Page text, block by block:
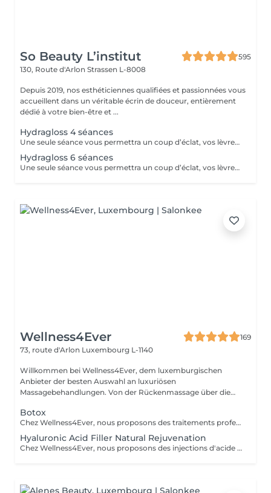
So Beauty L’institut
595
130, Route d'Arlon Strassen L-8008
Depuis 2019, nos esthéticiennes qualifiées et passionnées vous
accueillent dans un véritable écrin de douceur, entièrement
dédié à votre bien-être et ...
Hydragloss 4 séances
Une seule séance vous permettra un coup d’éclat, vos lèvres seront plus confortables, plus lisses, repulpées avec un peu plus de volume. Pour un résultat durable, l’idéal est de faire ce soin sous forme de cure de 4 à 10 séances. Vos lèvres seront hydratées, libérées de l’inconfort de la sécheresse.
Hydragloss 6 séances
Une seule séance vous permettra un coup d’éclat, vos lèvres seront plus confortables, plus lisses, repulpées avec un peu plus de volume. Pour un résultat durable, l’idéal est de faire ce soin sous forme de cure de 4 à 10 séances.
Wellness4Ever
169
73, route d'Arlon Luxembourg L-1140
Willkommen bei Wellness4Ever, dem luxemburgischen
Anbieter der besten Auswahl an luxuriösen
Massagebehandlungen. Von der Rückenmassage über die
Botox
Chez Wellness4Ever, nous proposons des traitements professionnels de Botox, exclusivement réalisés par un médecin spécialisé afin de garantir une expertise et une prise en charge optimale. Nos séances de Botox permettent de lisser les rides du front, les pattes d'oie et les rides du lion, offrant un résultat naturel qui sublime votre visage. L'intervention est rapide, nécessite peu de temps de récupération et est effectuée avec précision.
Hyaluronic Acid Filler Natural Rejuvenation
Chez Wellness4Ever, nous proposons des injections d'acide hyaluronique (fillers), réalisées exclusivement par un médecin spécialisé afin de restaurer les volumes, lisser les rides et sublimer les contours du visage. Ce traitement non chirurgical permet de rajeunir efficacement les lèvres, les pommettes, les sillons nasogéniens et l'ovale du visage, offrant un résultat naturel et harmonieux. La procédure est rapide, peu invasive et procure une amélioration immédiate et durable.